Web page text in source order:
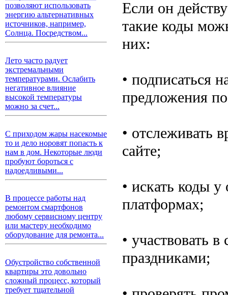
позволяют использовать
энергию альтернативных
источников, например,
Солнца. Посредством...
Лето часто радует
экстремальными
температурами. Ослабить
негативное влияние
высокой температуры
можно за счет...
С приходом жары насекомые
то и дело норовят попасть к
нам в дом. Некоторые люди
пробуют бороться с
надоедливыми...
В процессе работы над
ремонтом смартфонов
любому сервисному центру
или мастеру необходимо
оборудование для ремонта...
Обустройство собственной
квартиры это довольно
сложный процесс, который
требует тщательной
Если он
такие коды
них:
• подписаться
предложения
• отслеживать
сайте;
• искать коды
платформах;
• участвовать
праздниками;